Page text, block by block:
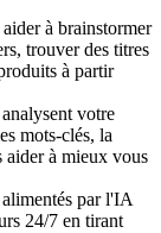
à brainstormer
trouver des titres
à partir
votre
mots-clés, la
aider à mieux vous
par l'IA
24/7 en tirant